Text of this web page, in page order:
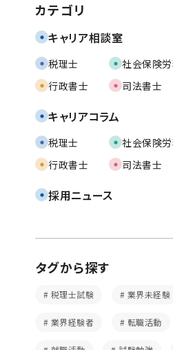
カテゴリ
キャリア相談室
税理士
社会保険
行政書士
司法書士
キャリアコラム
税理士
社会保険
行政書士
司法書士
採用ニュース
タグから探す
税理士試験 業界未経験
業界経験者 転職活動